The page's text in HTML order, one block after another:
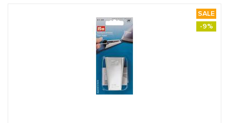
SALE
-9%